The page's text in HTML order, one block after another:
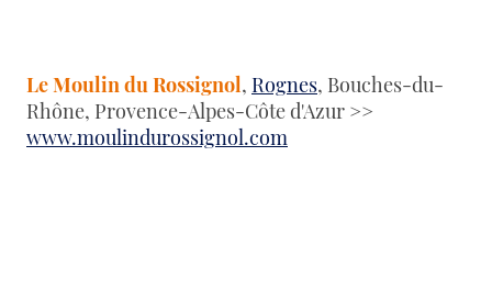
Le Moulin du Rossignol, Rognes, Bouches-du-
Rhône, Provence-Alpes-Côte d'Azur >>
www.moulindurossignol.com